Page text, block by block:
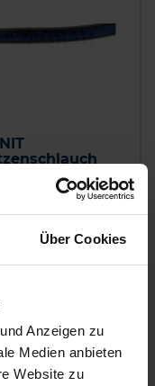
Über Cookies
Anzeigen zu
Medien anbieten
Website zu
Ø 8 mm
IN DEN
Preis